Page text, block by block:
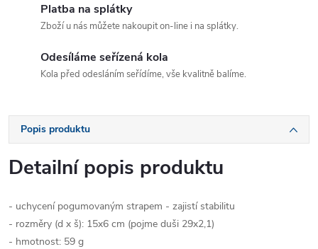
Platba na splátky
Zboží u nás můžete nakoupit on-line i na splátky.
Odesíláme seřízená kola
Kola před odesláním seřídíme, vše kvalitně balíme.
Popis produktu
Detailní popis produktu
- uchycení pogumovaným strapem - zajistí stabilitu
- rozměry (d x š): 15x6 cm (pojme duši 29x2,1)
- hmotnost: 59 g